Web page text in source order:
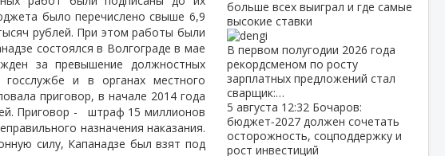
было перечислено свыше 6,9
рублей. При этом работы были
состоялся в Волгограде в мае
за превышение должностных
и в органах местного
приговор, в начале 2014 года
Приговор -
штраф 15 миллионов
назначения наказания.
силу, Капанадзе был взят под
больше всех выиграл и где самые
высокие ставки
В первом полугодии 2026 года
рекордсменом по росту
зарплатных предложений стал
сварщик:…
5 августа 12:32 Бочаров:
бюджет‑2027 должен сочетать
осторожность, соцподдержку и
рост инвестиций